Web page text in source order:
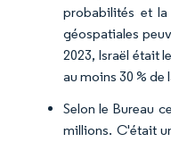
probabilités et
géospatiales
2023, Israël était
au moins 30 %
Selon le Bureau
millions. C'était